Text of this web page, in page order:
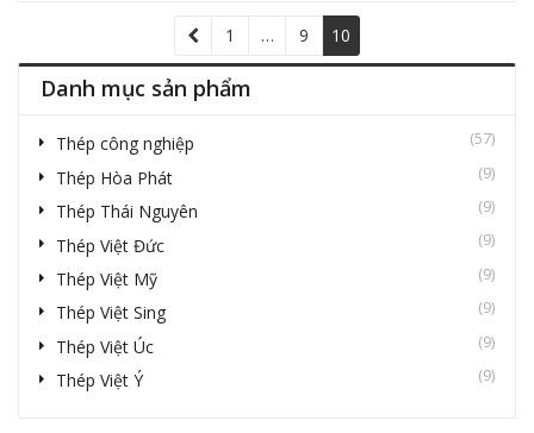
1 … 9 10
Danh mục sản phẩm
Thép công nghiệp (57)
Thép Hòa Phát (9)
Thép Thái Nguyên (9)
Thép Việt Đức (9)
Thép Việt Mỹ (9)
Thép Việt Sing (9)
Thép Việt Úc (9)
Thép Việt Ý (9)